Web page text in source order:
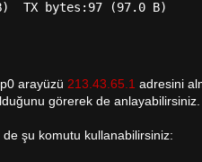
arayüzü 213.43.65.1 adresini
görerek de anlayabilirsiniz.
de şu komutu kullanabilirsiniz: